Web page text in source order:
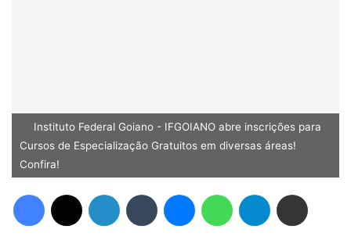
Instituto Federal Goiano - IFGOIANO abre inscrições para
Cursos de Especialização Gratuitos em diversas áreas!
Confira!